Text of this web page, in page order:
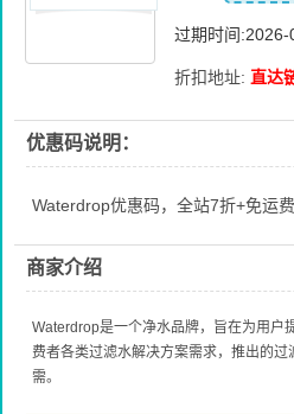
过期时间:2026-
折扣地址: 直达
优惠码说明：
Waterdrop优惠码，全站7折+免运费
商家介绍
Waterdrop是一个净水品牌，旨在为用户
费者各类过滤水解决方案需求，推出的
需。